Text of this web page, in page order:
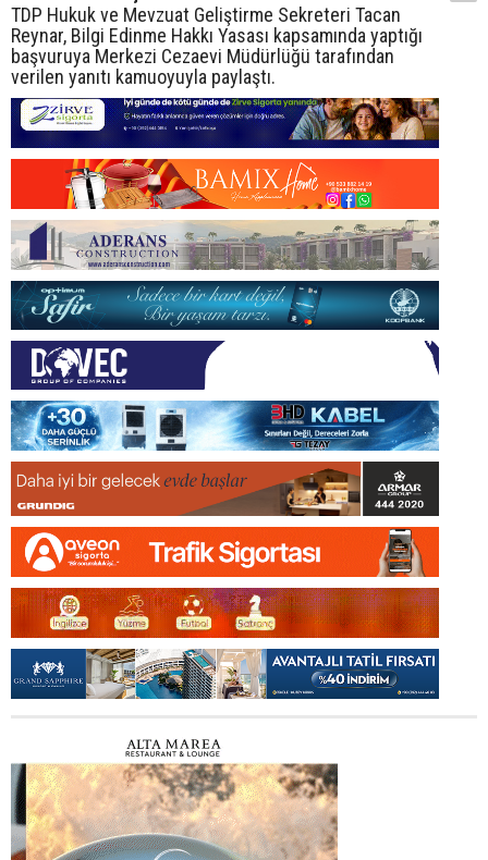
TDP Hukuk ve Mevzuat Geliştirme Sekreteri Tacan
Reynar, Bilgi Edinme Hakkı Yasası kapsamında yaptığı
başvuruya Merkezi Cezaevi Müdürlüğü tarafından
verilen yanıtı kamuoyuyla paylaştı.